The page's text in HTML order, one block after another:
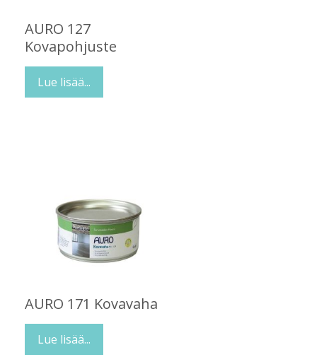
AURO 127
Kovapohjuste
Lue lisää...
AURO 171 Kovavaha
Lue lisää...